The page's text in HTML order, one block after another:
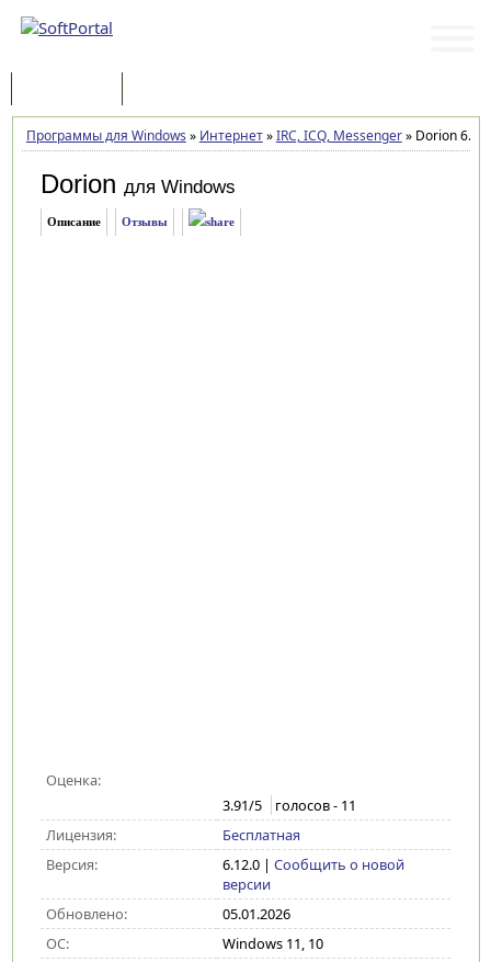
Программы для Windows » Интернет»IRC, ICQ, Messenger»Dorion
Dorion для Windows
Описание Отзывы
Оценка:
3.91/5 голосов - 11
Лицензия:
Бесплатная
Версия:
6.12.0| Сообщить о новой
версии
Обновлено:
05.01.2026
ОС:
Windows 11, 10